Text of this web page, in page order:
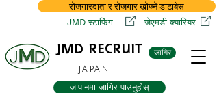
JMD RECRUIT
JAPAN
जागिर
जापानमा जागिर पाउनुहोस्
JMD स्टाफिंग जेएमडी क्यारियर
रोजगारदाता र रोजगार खोज्ने डाटाबेस